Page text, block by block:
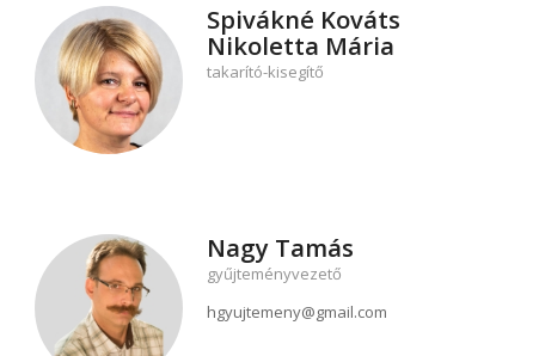
Spivákné Kováts
Nikoletta Mária
takarító-kisegítő
Nagy Tamás
gyűjteményvezető
hgyujtemeny@gmail.com